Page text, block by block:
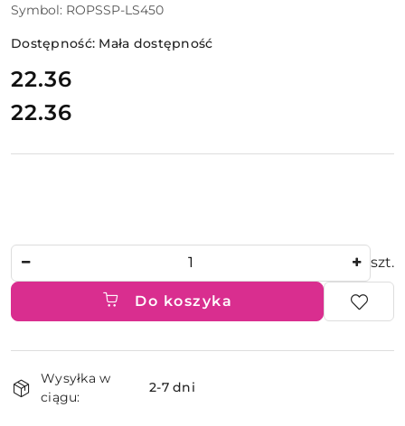
Symbol: ROPSSP-LS450
Dostępność: Mała dostępność
cena:
22.36
Cena:
22.36
szt.
Do koszyka
i
dostawa
Wysyłka w
ciągu:
2-7 dni